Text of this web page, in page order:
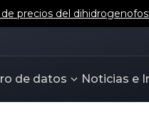
precios del
de datos Noticias e